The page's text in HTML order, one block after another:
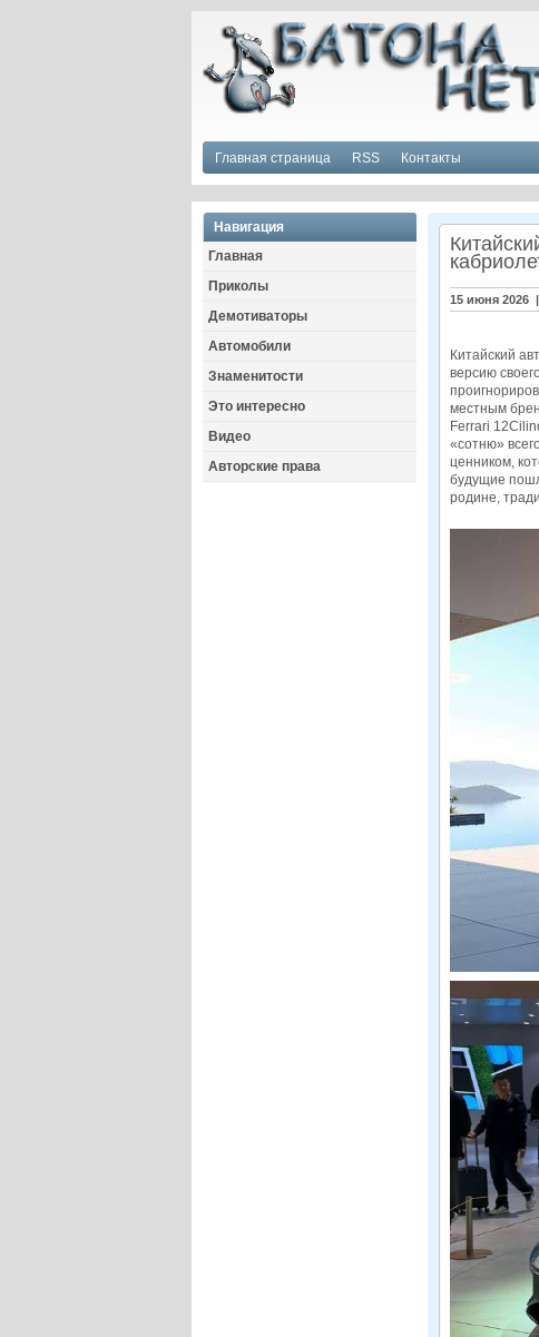
Главная страница RSS Контакты
Навигация
Главная
Приколы
Демотиваторы
Автомобили
Знаменитости
Это интересно
Видео
Авторские права
15 июня 2026 |
Китайский
версию
местным
Ferrari
«сотню»
ценником,
будущие
родине,